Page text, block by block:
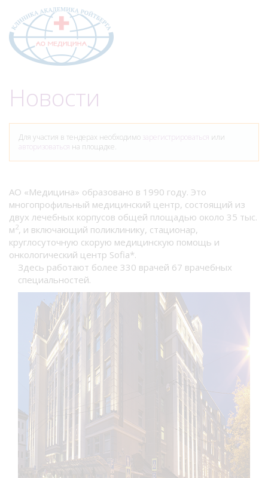
Новости
Для участия в тендерах необходимо зарегистрироваться или
авторизоваться на площадке.
АО «Медицина» образовано в 1990 году. Это
многопрофильный медицинский центр, состоящий из
двух лечебных корпусов общей площадью около 35 тыс.
м 2, и включающий поликлинику, стационар,
круглосуточную скорую медицинскую помощь и
онкологический центр Sofia*.
Здесь работают более 330 врачей 67 врачебных
специальностей.